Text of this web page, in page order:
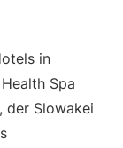
in
Spa
der Slowakei